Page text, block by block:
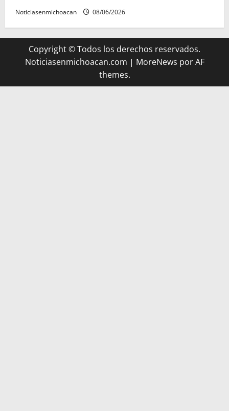
Noticiasenmichoacan 08/06/2026
Copyright © Todos los derechos reservados.
Noticiasenmichoacan.com | MoreNews por AF
themes.